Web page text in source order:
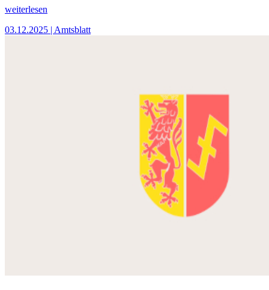
weiterlesen
03.12.2025 | Amtsblatt